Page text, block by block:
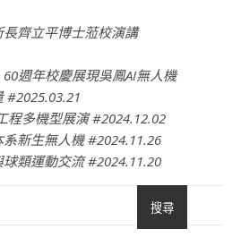
齊立平博士蒞校演講
60週年校慶展現吳鳳AI無人機
#2025.03.21
程多機型展演 #2024.12.02
新生無人機 #2024.11.26
類運動交流 #2024.11.20
搜尋